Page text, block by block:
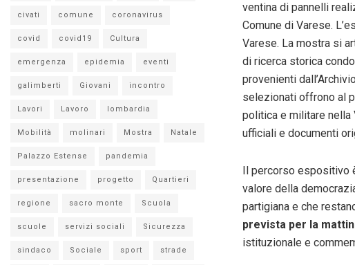
ventina di pannelli
Comune di Varese.
Varese. La mostra si
di ricerca storica
provenienti
selezionati offrono al
politica e militare nella
ufficiali e documenti
Il percorso espositivo
valore della
partigiana e che
prevista per la
istituzionale e
civati comune coronavirus
covid covid19 Cultura
emergenza epidemia eventi
galimberti Giovani incontro
Lavori Lavoro lombardia
Mobilità molinari Mostra Natale
Palazzo Estense pandemia
presentazione progetto Quartieri
regione sacro monte Scuola
scuole servizi sociali Sicurezza
sindaco Sociale sport strade